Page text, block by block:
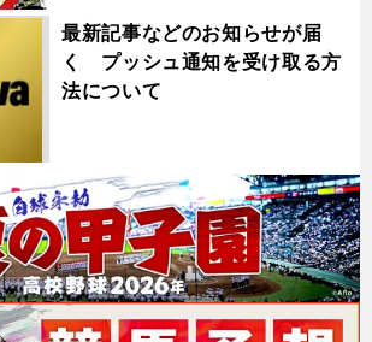
最新記事などのお知らせが届
く プッシュ通知を受け取る方
法について